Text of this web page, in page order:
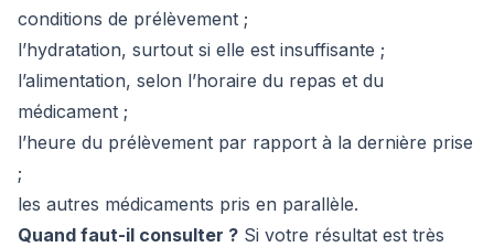
conditions de prélèvement ;
l’hydratation, surtout si elle est insuffisante ;
l’alimentation, selon l’horaire du repas et du
médicament ;
l’heure du prélèvement par rapport à la dernière prise
;
les autres médicaments pris en parallèle.
Quand faut-il consulter ? Si votre résultat est très